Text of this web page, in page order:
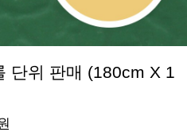
단위 판매 (180cm X 1